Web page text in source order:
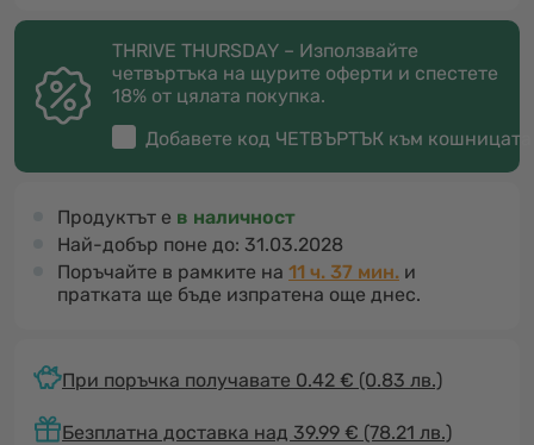
THRIVE THURSDAY – Използвайте
четвъртъка на щурите оферти и спестете
18% от цялата покупка.
Добавете код ЧЕТВЪРТЪК към кошницата
Продуктът е в наличност
Най-добър поне до: 31.03.2028
Поръчайте в рамките на 11 ч. 37 мин. и
пратката ще бъде изпратена още днес.
При поръчка получавате 0.42 € (0.83 лв.)
Безплатна доставка над 39.99 € (78.21 лв.)